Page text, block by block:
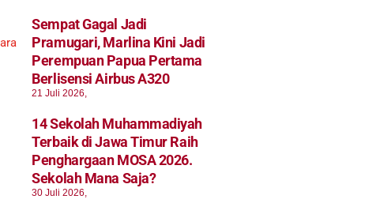
Sempat Gagal Jadi
Pramugari, Marlina Kini Jadi
Perempuan Papua Pertama
Berlisensi Airbus A320
21 Juli 2026,
14 Sekolah Muhammadiyah
Terbaik di Jawa Timur Raih
Penghargaan MOSA 2026.
Sekolah Mana Saja?
30 Juli 2026,